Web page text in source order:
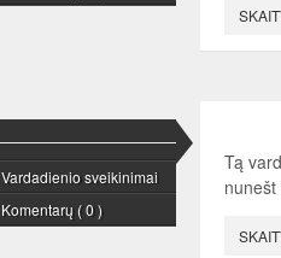
Vardadienio sveikinimai
Komentarų ( 0 )
Tą